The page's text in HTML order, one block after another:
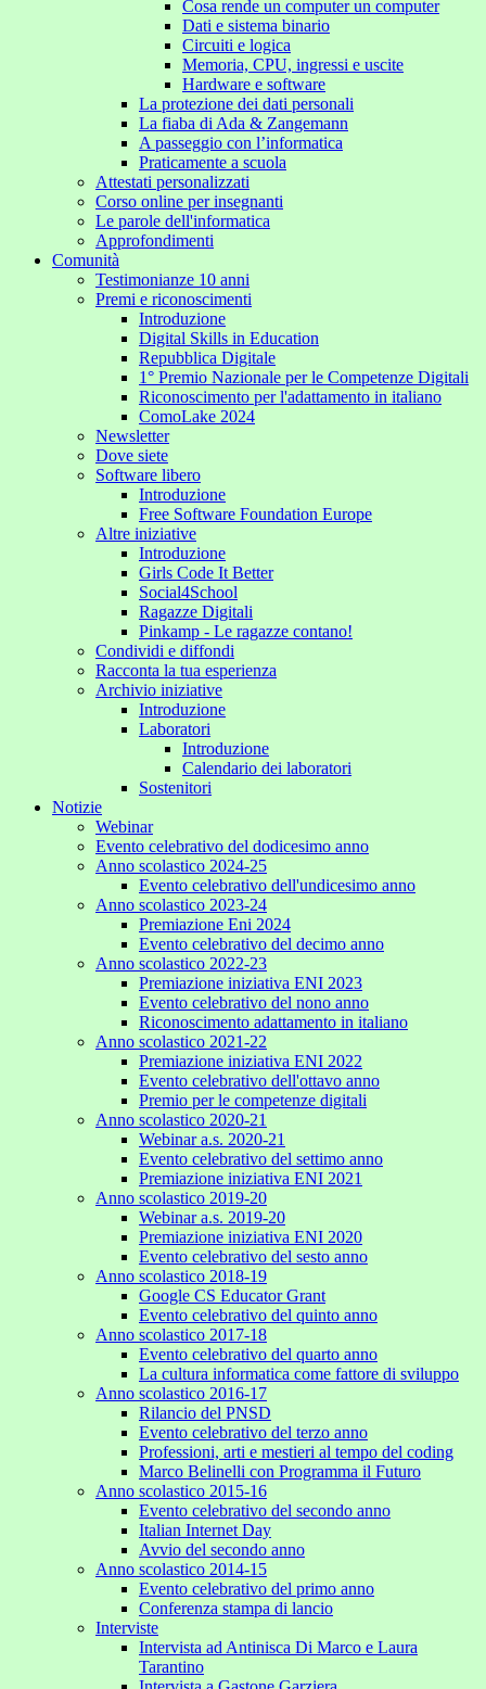
Cosa rende un computer un computer
Dati e sistema binario
Circuiti e logica
Memoria, CPU, ingressi e uscite
Hardware e software
La protezione dei dati personali
La fiaba di Ada & Zangemann
A passeggio con l’informatica
Praticamente a scuola
Attestati personalizzati
Corso online per insegnanti
Le parole dell'informatica
Approfondimenti
Comunità
Testimonianze 10 anni
Premi e riconoscimenti
Introduzione
Digital Skills in Education
Repubblica Digitale
1° Premio Nazionale per le Competenze Digitali
Riconoscimento per l'adattamento in italiano
ComoLake 2024
Newsletter
Dove siete
Software libero
Introduzione
Free Software Foundation Europe
Altre iniziative
Introduzione
Girls Code It Better
Social4School
Ragazze Digitali
Pinkamp - Le ragazze contano!
Condividi e diffondi
Racconta la tua esperienza
Archivio iniziative
Introduzione
Laboratori
Introduzione
Calendario dei laboratori
Sostenitori
Notizie
Webinar
Evento celebrativo del dodicesimo anno
Anno scolastico 2024-25
Evento celebrativo dell'undicesimo anno
Anno scolastico 2023-24
Premiazione Eni 2024
Evento celebrativo del decimo anno
Anno scolastico 2022-23
Premiazione iniziativa ENI 2023
Evento celebrativo del nono anno
Riconoscimento adattamento in italiano
Anno scolastico 2021-22
Premiazione iniziativa ENI 2022
Evento celebrativo dell'ottavo anno
Premio per le competenze digitali
Anno scolastico 2020-21
Webinar a.s. 2020-21
Evento celebrativo del settimo anno
Premiazione iniziativa ENI 2021
Anno scolastico 2019-20
Webinar a.s. 2019-20
Premiazione iniziativa ENI 2020
Evento celebrativo del sesto anno
Anno scolastico 2018-19
Google CS Educator Grant
Evento celebrativo del quinto anno
Anno scolastico 2017-18
Evento celebrativo del quarto anno
La cultura informatica come fattore di sviluppo
Anno scolastico 2016-17
Rilancio del PNSD
Evento celebrativo del terzo anno
Professioni, arti e mestieri al tempo del coding
Marco Belinelli con Programma il Futuro
Anno scolastico 2015-16
Evento celebrativo del secondo anno
Italian Internet Day
Avvio del secondo anno
Anno scolastico 2014-15
Evento celebrativo del primo anno
Conferenza stampa di lancio
Interviste
Intervista ad Antinisca Di Marco e Laura
Tarantino